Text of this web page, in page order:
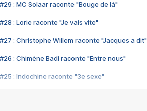
#29 : MC Solaar raconte "Bouge de là"
#28 : Lorie raconte "Je vais vite"
#27 : Christophe Willem raconte "Jacques a dit"
#26 : Chimène Badi raconte "Entre nous"
#25 : Indochine raconte "3e sexe"